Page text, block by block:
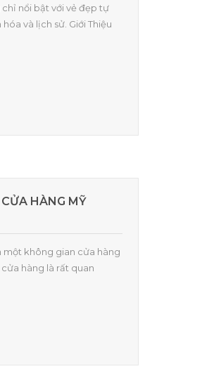
chỉ nổi bật với vẻ đẹp tự
và lịch sử. Giới Thiệu
HÀNG MỸ
một không gian cửa hàng
hàng là rất quan